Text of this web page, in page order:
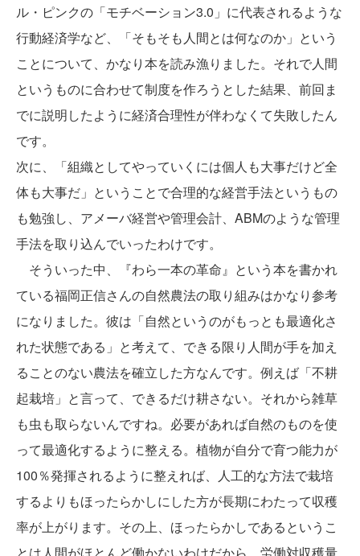
ル・ピンクの「モチベーション3.0」に代表されるような
行動経済学など、「そもそも人間とは何なのか」という
ことについて、かなり本を読み漁りました。それで人間
というものに合わせて制度を作ろうとした結果、前回ま
でに説明したように経済合理性が伴わなくて失敗したん
です。
次に、「組織としてやっていくには個人も大事だけど全
体も大事だ」ということで合理的な経営手法というもの
も勉強し、アメーバ経営や管理会計、ABMのような管理
手法を取り込んでいったわけです。
そういった中、『わら一本の革命』という本を書かれ
ている福岡正信さんの自然農法の取り組みはかなり参考
になりました。彼は「自然というのがもっとも最適化さ
れた状態である」と考えて、できる限り人間が手を加え
ることのない農法を確立した方なんです。例えば「不耕
起栽培」と言って、できるだけ耕さない。それから雑草
も虫も取らないんですね。必要があれば自然のものを使
って最適化するように整える。植物が自分で育つ能力が
100％発揮されるように整えれば、人工的な方法で栽培
するよりもほったらかしにした方が長期にわたって収穫
率が上がります。その上、ほったらかしであるというこ